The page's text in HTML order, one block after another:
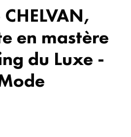
en mastère
du Luxe -